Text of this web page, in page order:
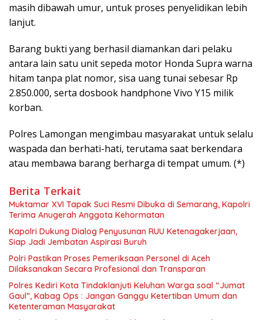
masih dibawah umur, untuk proses penyelidikan lebih
lanjut.
Barang bukti yang berhasil diamankan dari pelaku
antara lain satu unit sepeda motor Honda Supra warna
hitam tanpa plat nomor, sisa uang tunai sebesar Rp
2.850.000, serta dosbook handphone Vivo Y15 milik
korban.
Polres Lamongan mengimbau masyarakat untuk selalu
waspada dan berhati-hati, terutama saat berkendara
atau membawa barang berharga di tempat umum. (*)
Berita Terkait
Muktamar XVI Tapak Suci Resmi Dibuka di Semarang, Kapolri
Terima Anugerah Anggota Kehormatan
Kapolri Dukung Dialog Penyusunan RUU Ketenagakerjaan,
Siap Jadi Jembatan Aspirasi Buruh
Polri Pastikan Proses Pemeriksaan Personel di Aceh
Dilaksanakan Secara Profesional dan Transparan
Polres Kediri Kota Tindaklanjuti Keluhan Warga soal “Jumat
Gaul”, Kabag Ops : Jangan Ganggu Ketertiban Umum dan
Ketenteraman Masyarakat